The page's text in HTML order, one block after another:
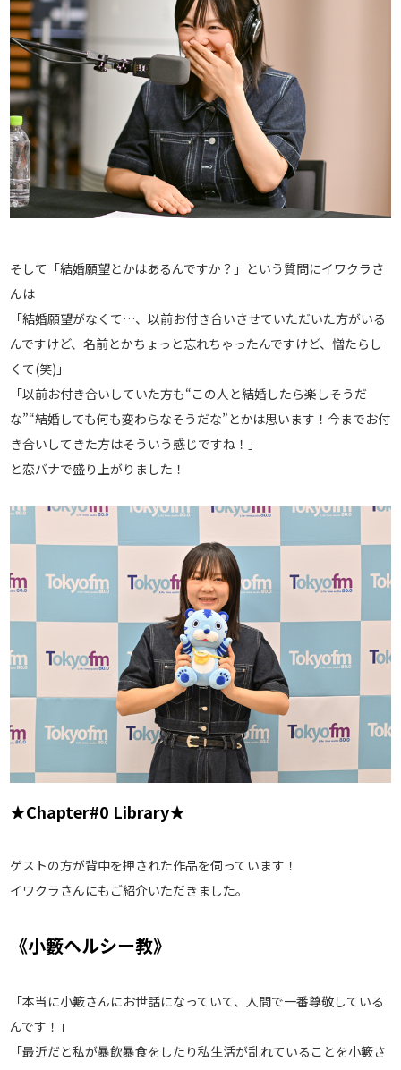
そして「結婚願望とかはあるんですか？」という質問にイワクラさ
んは
「結婚願望がなくて…、以前お付き合いさせていただいた方がいる
んですけど、名前とかちょっと忘れちゃったんですけど、憎たらし
くて(笑)」
「以前お付き合いしていた方も“この人と結婚したら楽しそうだ
な”“結婚しても何も変わらなそうだな”とかは思います！今までお付
き合いしてきた方はそういう感じですね！」
と恋バナで盛り上がりました！
★Chapter#0 Library★
ゲストの方が背中を押された作品を伺っています！
イワクラさんにもご紹介いただきました。
《小籔ヘルシー教》
「本当に小籔さんにお世話になっていて、人間で一番尊敬している
んです！」
「最近だと私が暴飲暴食をしたり私生活が乱れていることを小籔さ